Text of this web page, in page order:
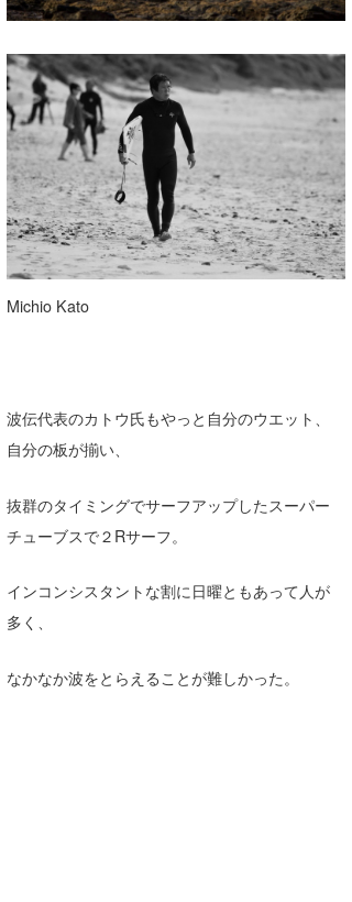
Michio Kato
波伝代表のカトウ氏もやっと自分のウエット、
自分の板が揃い、
抜群のタイミングでサーフアップしたスーパー
チューブスで２Rサーフ。
インコンシスタントな割に日曜ともあって人が
多く、
なかなか波をとらえることが難しかった。